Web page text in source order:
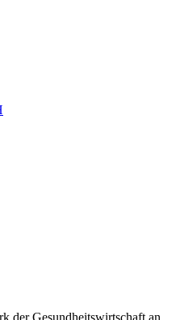
der Gesundheitswirtschaft an